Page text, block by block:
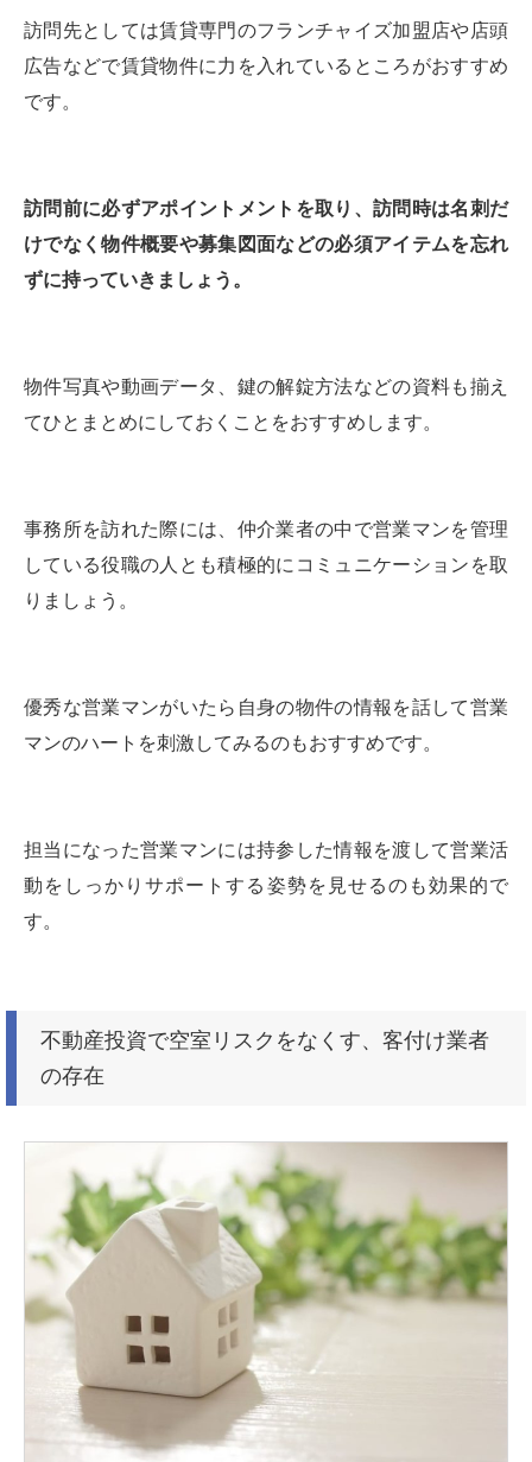
訪問先としては賃貸専門のフランチャイズ加盟店や店頭
広告などで賃貸物件に力を入れているところがおすすめ
です。
訪問前に必ずアポイントメントを取り、訪問時は名刺だ
けでなく物件概要や募集図面などの必須アイテムを忘れ
ずに持っていきましょう。
物件写真や動画データ、鍵の解錠方法などの資料も揃え
てひとまとめにしておくことをおすすめします。
事務所を訪れた際には、仲介業者の中で営業マンを管理
している役職の人とも積極的にコミュニケーションを取
りましょう。
優秀な営業マンがいたら自身の物件の情報を話して営業
マンのハートを刺激してみるのもおすすめです。
担当になった営業マンには持参した情報を渡して営業活
動をしっかりサポートする姿勢を見せるのも効果的で
す。
不動産投資で空室リスクをなくす、客付け業者
の存在